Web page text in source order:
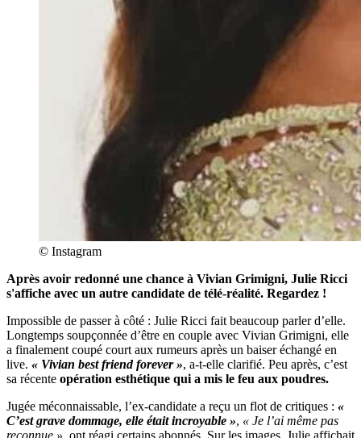
© Instagram
Après avoir redonné une chance à Vivian Grimigni, Julie Ricci
s'affiche avec un autre candidate de télé-réalité. Regardez !
Impossible de passer à côté : Julie Ricci fait beaucoup parler d’elle.
Longtemps soupçonnée d’être en couple avec Vivian Grimigni, elle
a finalement coupé court aux rumeurs après un baiser échangé en
live. « Vivian best friend forever », a-t-elle clarifié. Peu après, c’est
sa récente opération esthétique qui a mis le feu aux poudres.
Jugée méconnaissable, l’ex-candidate a reçu un flot de critiques : «
C’est grave dommage, elle était incroyable », « Je l’ai même pas
reconnue », ont réagi certains abonnés. Sur les images, Julie affichait